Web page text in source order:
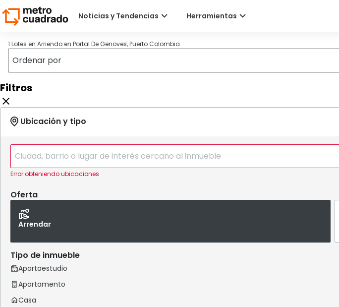
1 Lotes en Arriendo en Portal De Genoves, Puerto Colombia
Filtros
Error obteniendo ubicaciones
Oferta
Arrendar
Tipo de inmueble